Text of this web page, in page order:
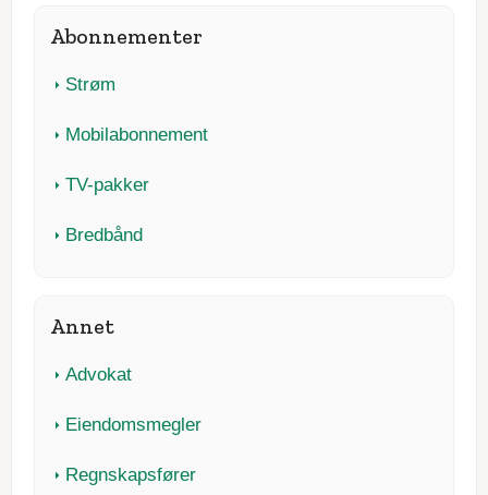
Abonnementer
Strøm
Mobilabonnement
TV-pakker
Bredbånd
Annet
Advokat
Eiendomsmegler
Regnskapsfører